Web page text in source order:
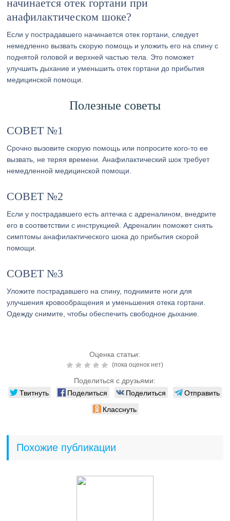
начинается отек гортани при
анафилактическом шоке?
Если у пострадавшего начинается отек гортани, следует
немедленно вызвать скорую помощь и уложить его на спину с
поднятой головой и верхней частью тела. Это поможет
улучшить дыхание и уменьшить отек гортани до прибытия
медицинской помощи.
Полезные советы
СОВЕТ №1
Срочно вызовите скорую помощь или попросите кого-то ее
вызвать, не теряя времени. Анафилактический шок требует
немедленной медицинской помощи.
СОВЕТ №2
Если у пострадавшего есть аптечка с адреналином, внедрите
его в соответствии с инструкцией. Адреналин поможет снять
симптомы анафилактического шока до прибытия скорой
помощи.
СОВЕТ №3
Уложите пострадавшего на спину, поднимите ноги для
улучшения кровообращения и уменьшения отека гортани.
Одежду снимите, чтобы обеспечить свободное дыхание.
Оценка статьи:
(пока оценок нет)
Поделиться с друзьями:
Твитнуть Поделиться Поделиться
Отправить
Класснуть
Похожие публикации